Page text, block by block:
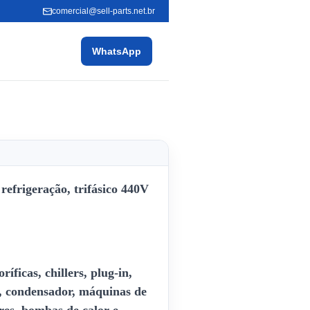
comercial@sell-parts.net.br
WhatsApp
trifásico 440V
chillers, plug-in,
máquinas de